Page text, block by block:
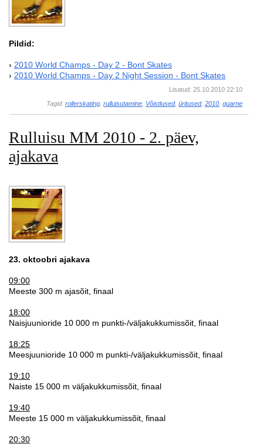
Pildid:
› 2010 World Champs - Day 2 - Bont Skates
› 2010 World Champs - Day 2 Night Session - Bont Skates
Lisatud: 25.10.2010 22:10
Tagid: rollerskating rulluisutamine Võistlused, üritused, 2010 guarne
Rulluisu MM 2010 - 2. päev,
ajakava
23. oktoobri ajakava
09:00
Meeste 300 m ajasõit, finaal
18:00
Naisjuunioride 10 000 m punkti-/väljakukkumissõit, finaal
18:25
Meesjuunioride 10 000 m punkti-/väljakukkumissõit, finaal
19:10
Naiste 15 000 m väljakukkumissõit, finaal
19:40
Meeste 15 000 m väljakukkumissõit, finaal
20:30